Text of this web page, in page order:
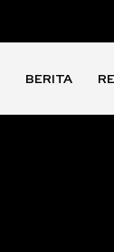
BERITA